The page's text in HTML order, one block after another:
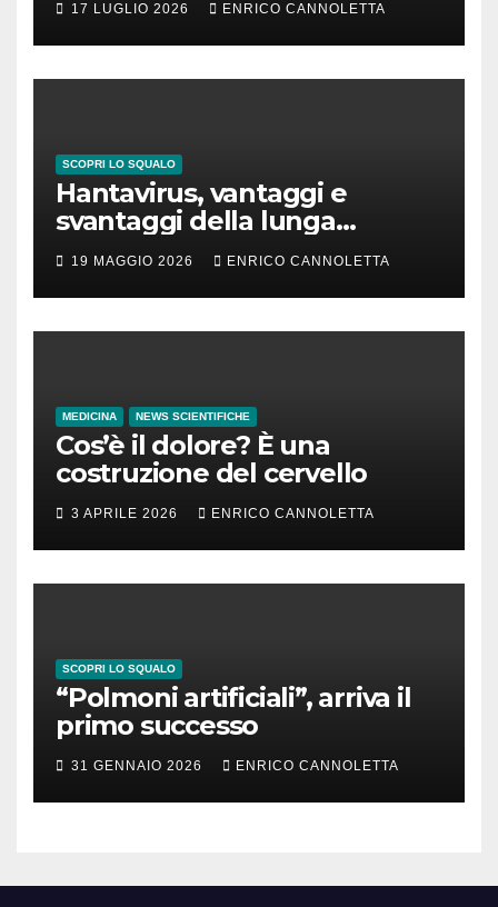
17 LUGLIO 2026 ENRICO CANNOLETTA
SCOPRI LO SQUALO
Hantavirus, vantaggi e
svantaggi della lunga
incubazione
19 MAGGIO 2026 ENRICO CANNOLETTA
MEDICINA NEWS SCIENTIFICHE
Cos’è il dolore? È una
costruzione del cervello
3 APRILE 2026 ENRICO CANNOLETTA
SCOPRI LO SQUALO
“Polmoni artificiali”, arriva il
primo successo
31 GENNAIO 2026 ENRICO CANNOLETTA